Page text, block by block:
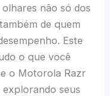
não só dos
de quem
Este
o que você
o Motorola Razr
explorando seus